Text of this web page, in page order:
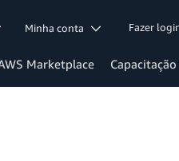
Minha conta Fazer
Marketplace